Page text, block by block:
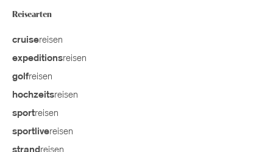
Reisearten
cruisereisen
expeditionsreisen
golfreisen
hochzeitsreisen
sportreisen
sportlivereisen
strand